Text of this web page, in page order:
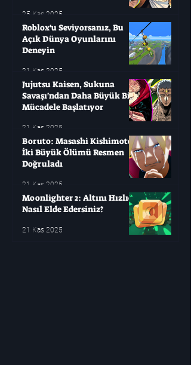
25 Kas 2025
Roblox'u Seviyorsanız, Bu
Açık Dünya Oyunlarını
Deneyin
21 Kas 2025
Jujutsu Kaisen, Sukuna
Savaşı'ndan Daha Büyük Bir
Mücadele Başlatıyor
21 Kas 2025
Boruto: Masashi Kishimoto
İki Büyük Ölümü Resmen
Doğruladı
21 Kas 2025
Moonlighter 2: Altını Hızlıca
Nasıl Elde Edersiniz?
21 Kas 2025